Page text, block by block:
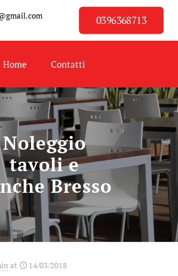
0396368713
Home Contatti
Noleggio
tavoli e
Bresso
at 14/03/2018